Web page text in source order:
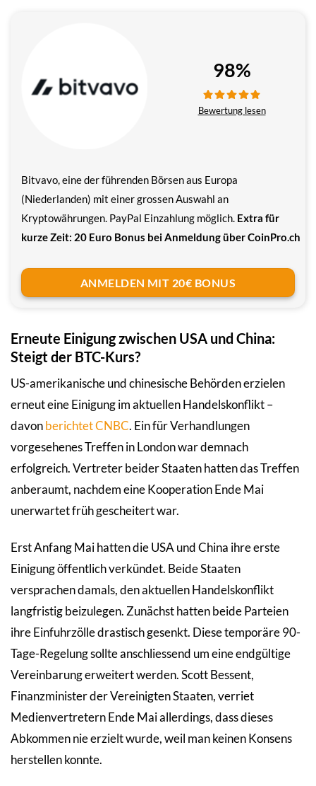
Bitvavo, eine der führenden Börsen aus Europa
(Niederlanden) mit einer grossen Auswahl an
Kryptowährungen. PayPal Einzahlung möglich. Extra für
kurze Zeit: 20 Euro Bonus bei Anmeldung über CoinPro.ch
98%
Bewertung lesen
ANMELDEN MIT 20€ BONUS
Erneute Einigung zwischen USA und China:
Steigt der BTC-Kurs?
US-amerikanische und chinesische Behörden erzielen
erneut eine Einigung im aktuellen Handelskonflikt –
davonberichtet CNBC. Ein für Verhandlungen
vorgesehenes Treffen in London war demnach
erfolgreich. Vertreter beider Staaten hatten das Treffen
anberaumt, nachdem eine Kooperation Ende Mai
unerwartet früh gescheitert war.
Erst Anfang Mai hatten die USA und China ihre erste
Einigung öffentlich verkündet. Beide Staaten
versprachen damals, den aktuellen Handelskonflikt
langfristig beizulegen. Zunächst hatten beide Parteien
ihre Einfuhrzölle drastisch gesenkt. Diese temporäre 90-
Tage-Regelung sollte anschliessend um eine endgültige
Vereinbarung erweitert werden. Scott Bessent,
Finanzminister der Vereinigten Staaten, verriet
Medienvertretern Ende Mai allerdings, dass dieses
Abkommen nie erzielt wurde, weil man keinen Konsens
herstellen konnte.